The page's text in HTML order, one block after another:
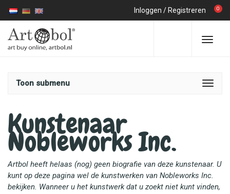
Inloggen / Registreren 0
Toon submenu
Kunstenaar
Nobleworks Inc.
Artbol heeft helaas (nog) geen biografie van deze kunstenaar. U
kunt op deze pagina wel de kunstwerken van Nobleworks Inc.
bekijken. Wanneer u het kunstwerk dat u zoekt niet kunt vinden,